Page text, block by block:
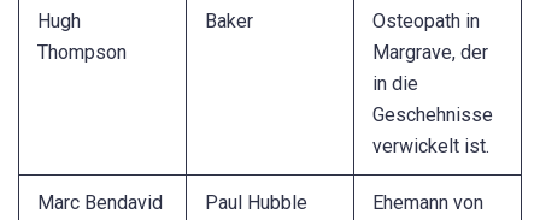
Hugh
Thompson
Baker
Osteopath in
Margrave, der
in die
Geschehnisse
verwickelt ist.
Marc Bendavid Paul Hubble
Ehemann von